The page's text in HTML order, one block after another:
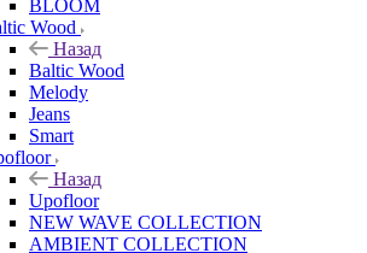
BLOOM
Wood
Назад
Baltic Wood
Melody
Jeans
Smart
Назад
Upofloor
NEW WAVE COLLECTION
AMBIENT COLLECTION